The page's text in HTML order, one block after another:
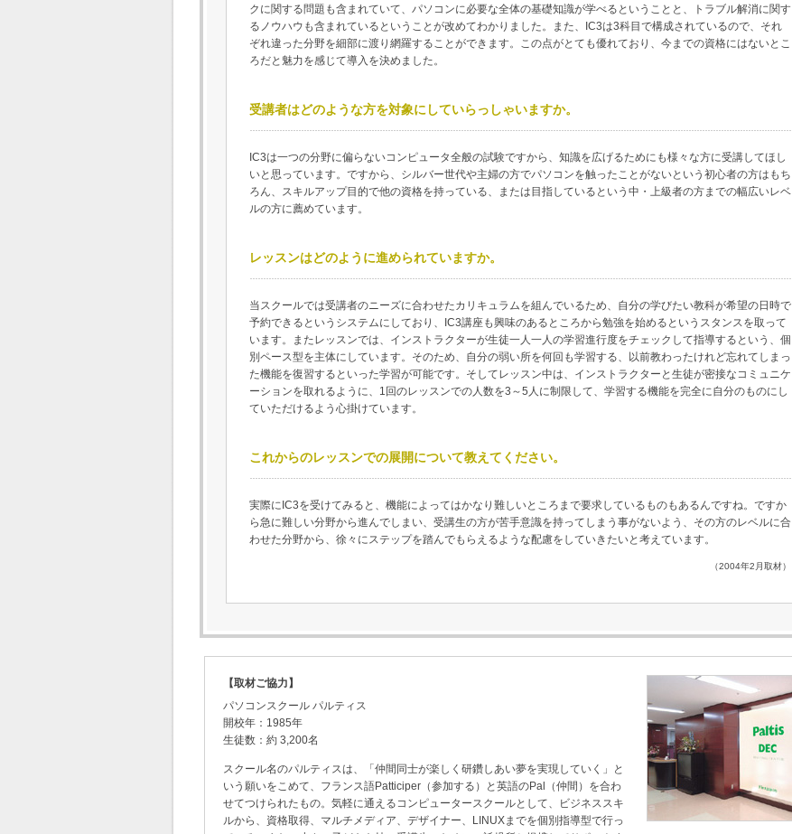
クに関する問題も含まれていて、パソコンに必要な全体の基礎知識が学べるということと、トラブル解消に関す
るノウハウも含まれているということが改めてわかりました。また、IC3は3科目で構成されているので、それ
ぞれ違った分野を細部に渡り網羅することができます。この点がとても優れており、今までの資格にはないとこ
ろだと魅力を感じて導入を決めました。
受講者はどのような方を対象にしていらっしゃいますか。
IC3は一つの分野に偏らないコンピュータ全般の試験ですから、知識を広げるためにも様々な方に受講してほし
いと思っています。ですから、シルバー世代や主婦の方でパソコンを触ったことがないという初心者の方はもち
ろん、スキルアップ目的で他の資格を持っている、または目指しているという中・上級者の方までの幅広いレベ
ルの方に薦めています。
レッスンはどのように進められていますか。
当スクールでは受講者のニーズに合わせたカリキュラムを組んでいるため、自分の学びたい教科が希望の日時で
予約できるというシステムにしており、IC3講座も興味のあるところから勉強を始めるというスタンスを取って
います。またレッスンでは、インストラクターが生徒一人一人の学習進行度をチェックして指導するという、個
別ペース型を主体にしています。そのため、自分の弱い所を何回も学習する、以前教わったけれど忘れてしまっ
た機能を復習するといった学習が可能です。そしてレッスン中は、インストラクターと生徒が密接なコミュニケ
ーションを取れるように、1回のレッスンでの人数を3～5人に制限して、学習する機能を完全に自分のものにし
ていただけるよう心掛けています。
これからのレッスンでの展開について教えてください。
実際にIC3を受けてみると、機能によってはかなり難しいところまで要求しているものもあるんですね。ですか
ら急に難しい分野から進んでしまい、受講生の方が苦手意識を持ってしまう事がないよう、その方のレベルに合
わせた分野から、徐々にステップを踏んでもらえるような配慮をしていきたいと考えています。
（2004年2月取材）
【取材ご協力】
パソコンスクール パルティス
開校年：1985年
生徒数：約 3,200名
スクール名のパルティスは、「仲間同士が楽しく研鑽しあい夢を実現していく」と
いう願いをこめて、フランス語Patticiper（参加する）と英語のPal（仲間）を合わ
せてつけられたもの。気軽に通えるコンピュータースクールとして、ビジネススキ
ルから、資格取得、マルチメディア、デザイナー、LINUXまでを個別指導型で行っ